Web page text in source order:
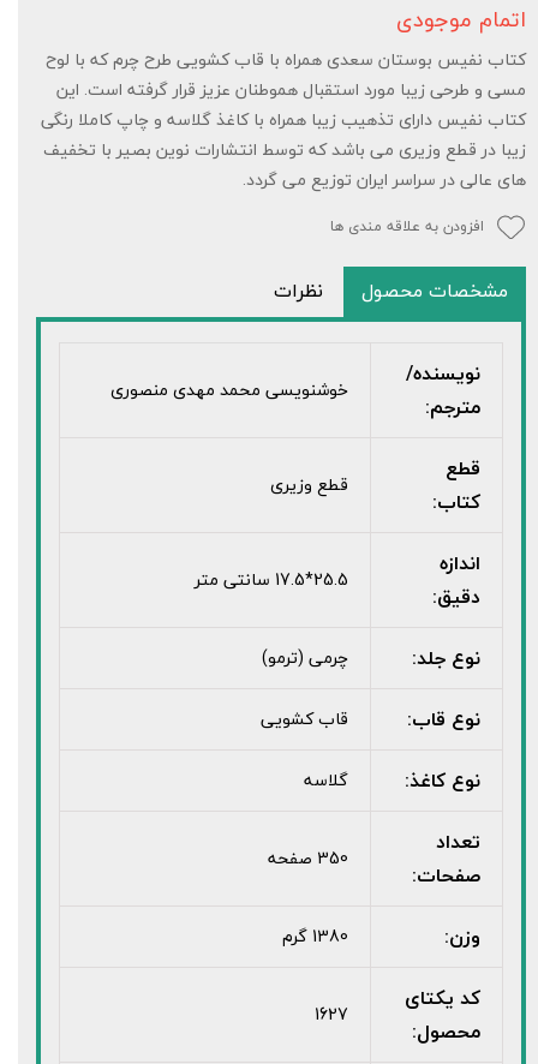
اتمام موجودی
کتاب نفیس بوستان سعدی همراه با قاب کشویی طرح چرم که با لوح
مسی و طرحی زیبا مورد استقبال هموطنان عزیز قرار گرفته است. این
کتاب نفیس دارای تذهیب زیبا همراه با کاغذ گلاسه و چاپ کاملا رنگی
زیبا در قطع وزیری می باشد که توسط انتشارات نوین بصیر با تخفیف
های عالی در سراسر ایران توزیع می گردد.
افزودن به علاقه مندی ها
مشخصات محصول نظرات
نویسنده/
مترجم:
خوشنویسی محمد مهدی منصوری
قطع
کتاب:
قطع وزیری
اندازه
دقیق:
25.5*17.5 سانتی متر
نوع جلد: چرمی (ترمو)
نوع قاب: قاب کشویی
نوع کاغذ: گلاسه
تعداد
صفحات:
350 صفحه
وزن: 1380 گرم
کد یکتای
محصول:
1627